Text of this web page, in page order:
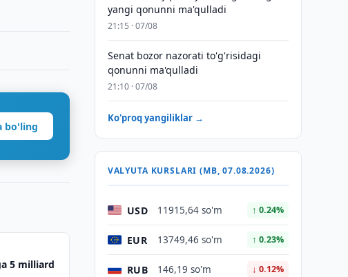
bo'ling
5 milliard
yangi qonunni ma'qulladi
21:15 · 07/08
Senat bozor nazorati to'g'risidagi
qonunni ma'qulladi
21:10 · 07/08
Ko'proq yangiliklar →
VALYUTA KURSLARI (MB, 07.08.2026)
USD 11915,64 so'm ↑ 0.24%
EUR 13749,46 so'm ↑ 0.23%
RUB 146,19 so'm ↓ 0.12%